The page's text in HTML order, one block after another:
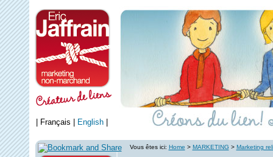
Vous êtes ici: Home > MARKETING > Marketing
Français English|